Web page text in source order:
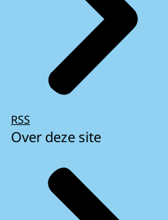
RSS
Over deze site